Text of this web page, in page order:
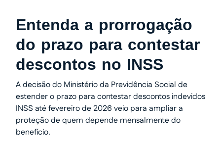
Entenda a prorrogação
do prazo para contestar
descontos no INSS
A decisão do Ministério da Previdência Social de
estender o prazo para contestar descontos indevidos
INSS até fevereiro de 2026 veio para ampliar a
proteção de quem depende mensalmente do
benefício.